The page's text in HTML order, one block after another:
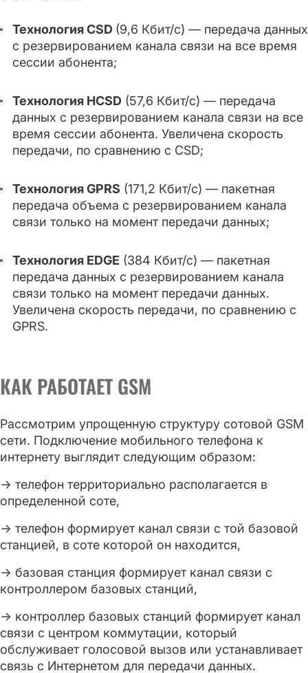
Технология CSD (9,6 Кбит/с) — передача данных
с резервированием канала связи на все время
сессии абонента;
Технология HCSD (57,6 Кбит/с) — передача
данных с резервированием канала связи на все
время сессии абонента. Увеличена скорость
передачи, по сравнению с CSD;
Технология GPRS (171,2 Кбит/с) — пакетная
передача объема с резервированием канала
связи только на момент передачи данных;
Технология EDGE (384 Кбит/с) — пакетная
передача данных с резервированием канала
связи только на момент передачи данных.
Увеличена скорость передачи, по сравнению с
GPRS.
КАК РАБОТАЕТ GSM
Рассмотрим упрощенную структуру сотовой GSM
сети. Подключение мобильного телефона к
интернету выглядит следующим образом:
→ телефон территориально располагается в
определенной соте,
→ телефон формирует канал связи с той базовой
станцией, в соте которой он находится,
→ базовая станция формирует канал связи с
контроллером базовых станций,
→ контроллер базовых станций формирует канал
связи с центром коммутации, который
обслуживает голосовой вызов или устанавливает
связь с Интернетом для передачи данных.